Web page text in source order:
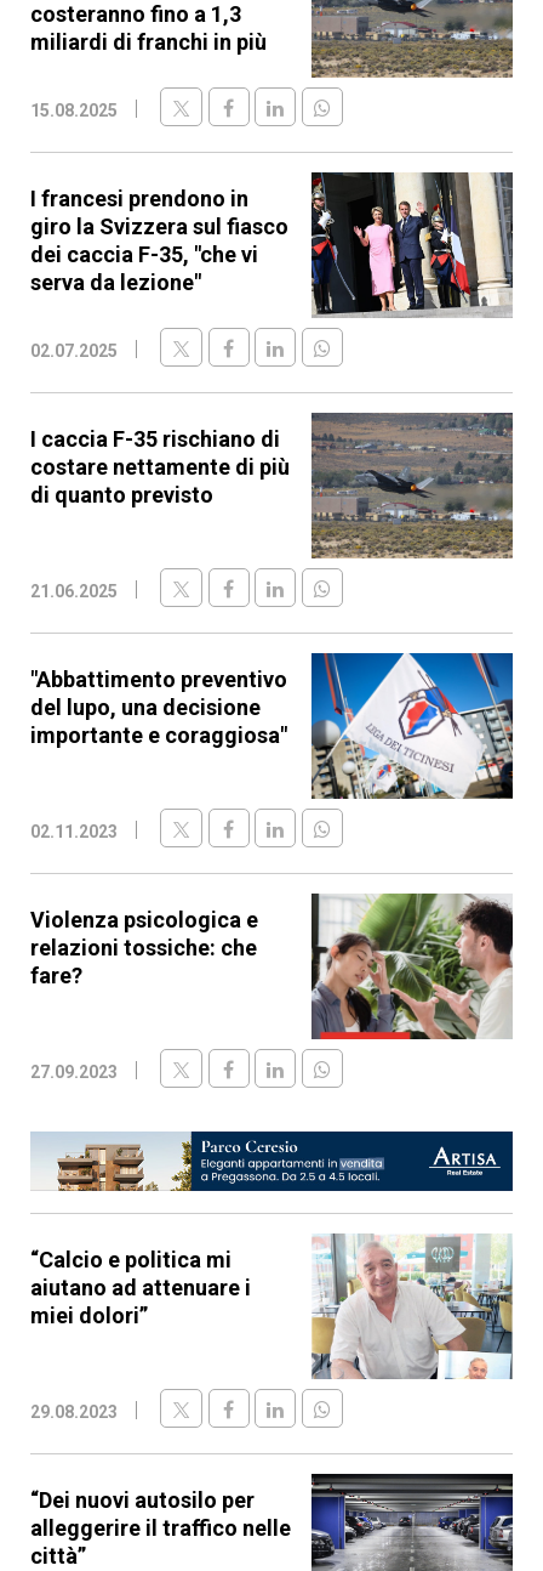
costeranno fino a 1,3
miliardi di franchi in più
15.08.2025
I francesi prendono in
giro la Svizzera sul fiasco
dei caccia F-35, "che vi
serva da lezione"
02.07.2025
I caccia F-35 rischiano di
costare nettamente di più
di quanto previsto
21.06.2025
"Abbattimento preventivo
del lupo, una decisione
importante e coraggiosa"
02.11.2023
Violenza psicologica e
relazioni tossiche: che
fare?
27.09.2023
“Calcio e politica mi
aiutano ad attenuare i
miei dolori”
29.08.2023
“Dei nuovi autosilo per
alleggerire il traffico nelle
città”